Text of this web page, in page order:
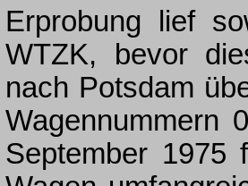
Erprobung lief
WTZK, bevor
nach Potsdam
Wagennummern
September 1975